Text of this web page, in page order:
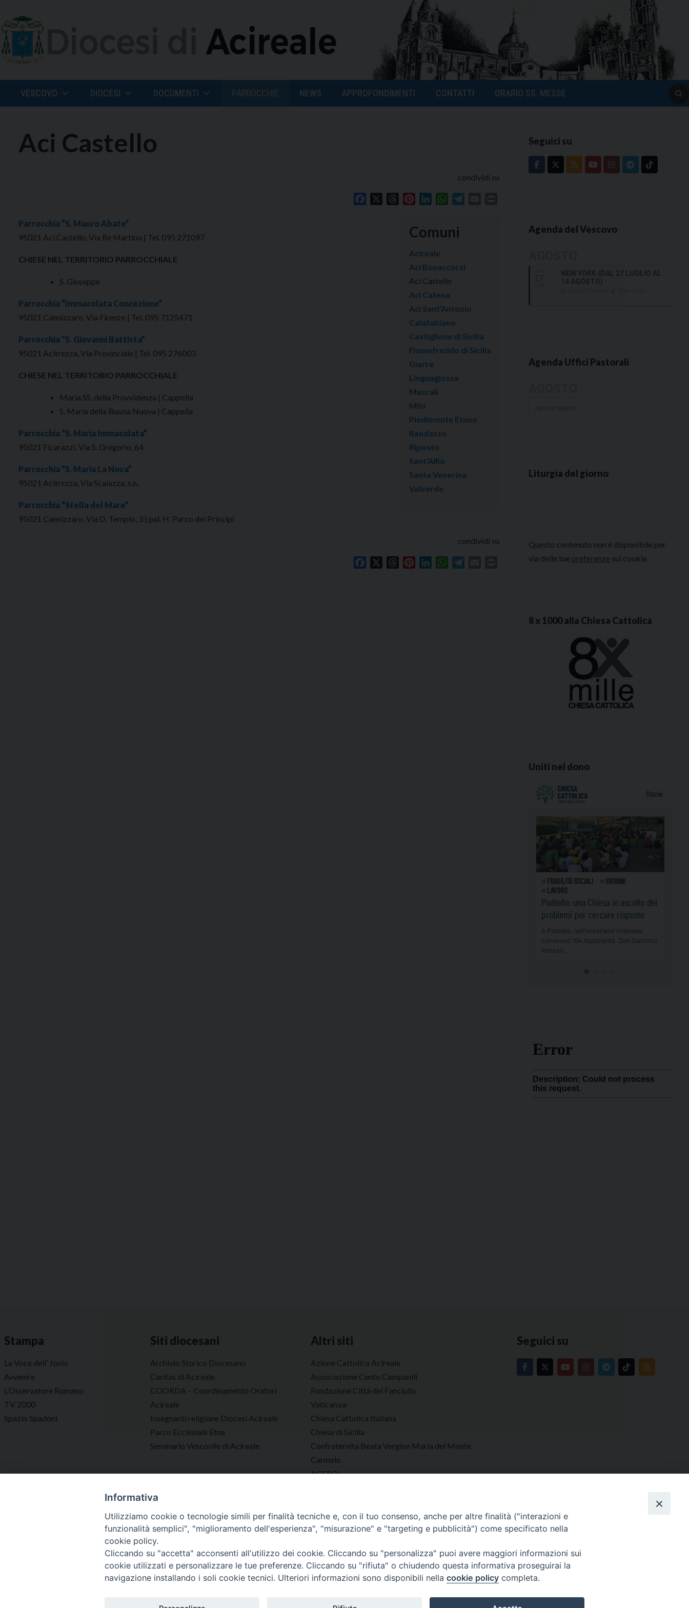
to
content
VESCOVO DIOCESI DOCUMENTI PARROCCHIE NEWS APPROFONDIMENTI CONTATTI ORARIO SS. MESSE
Aci Castello
condividi su
Facebook ThreadsPinterestLinkedInWhatsApp
Comuni
Acireale
Aci Bonaccorsi
Aci Castello
Aci Catena
Aci Sant’Antonio
Calatabiano
Castiglione di Sicilia
Fiumefreddo di Sicilia
Giarre
Linguaglossa
Mascali
Milo
Piedimonte Etneo
Randazzo
Riposto
Sant’Alfio
Santa Venerina
Valverde
Parrocchia “S. Mauro Abate”
95021 Aci Castello, Via Re Martino | Tel. 095 271097
CHIESE NEL TERRITORIO PARROCCHIALE
S. Giuseppe
Parrocchia “Immacolata Concezione”
95021 Cannizzaro, Via Firenze | Tel. 095 7125471
Parrocchia “S. Giovanni Battista”
95021 Acitrezza, Via Provinciale | Tel. 095 276003
CHIESE NEL TERRITORIO PARROCCHIALE
Maria SS. della Provvidenza | Cappella
S. Maria della Buona Nuova | Cappella
Parrocchia “S. Maria Immacolata”
95021 Ficarazzi, Via S. Gregorio, 64
Parrocchia “S. Maria La Nova”
95021 Acitrezza, Via Scalazza, s.n.
Parrocchia “Stella del Mare”
95021 Cannizzaro, Via D. Tempio, 3 | pal. H. Parco dei Principi
condividi su
Facebook ThreadsPinterestLinkedInWhatsApp
Seguici su
Agenda del Vescovo
Agenda Uffici Pastorali
Liturgia del giorno
Questo contenuto non è disponibile per
via delle tue preferenze sui cookie
8 x 1000 alla Chiesa Cattolica
Uniti nel dono
Stampa
La Voce dell’ Jonio
Avvenire
L’Osservatore Romano
TV 2000
Spazio Spadoni
Siti diocesani
Archivio Storico Diocesano
Caritas di Acireale
COORDA – Coordinamento Oratori
Acireale
Insegnanti religione Diocesi Acireale
Parco Ecclesiale Etna
Seminario Vescovile di Acireale
Altri siti
Azione Cattolica Acireale
Associazione Cento Campanili
Fondazione Città del Fanciullo
Vatican.va
Chiesa Cattolica Italiana
Chiese di Sicilia
Confraternita Beata Vergine Maria del Monte
Carmelo
AGESCI
Seguici su
Diocesi di Acireale
Vescovo Diocesi Documenti Parrocchie Tutte le News Approfondimenti Contatti Orario SS. Messe
Copyright © 2023 Diocesi di Acireale
Informativa
Utilizziamo cookie o tecnologie simili per finalità tecniche e, con il tuo consenso, anche per altre finalità ("interazioni e
funzionalità semplici", "miglioramento dell'esperienza", "misurazione" e "targeting e pubblicità") come specificato nella
cookie policy.
Cliccando su "accetta" acconsenti all'utilizzo dei cookie. Cliccando su "personalizza" puoi avere maggiori informazioni sui
cookie utilizzati e personalizzare le tue preferenze. Cliccando su "rifiuta" o chiudendo questa informativa proseguirai la
navigazione installando i soli cookie tecnici. Ulteriori informazioni sono disponibili nella cookie policy completa.